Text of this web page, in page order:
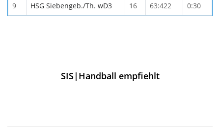
9 HSG Siebengeb./Th. wD3 16 63:422 0:30
SIS|Handball empfiehlt